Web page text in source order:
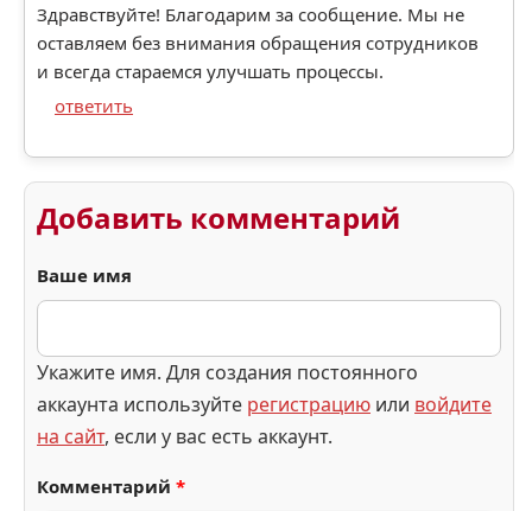
Здравствуйте! Благодарим за сообщение. Мы не
оставляем без внимания обращения сотрудников
и всегда стараемся улучшать процессы.
ответить
Добавить комментарий
Ваше имя
Укажите имя. Для создания постоянного
аккаунта используйте регистрацию или войдите
на сайт, если у вас есть аккаунт.
Комментарий *